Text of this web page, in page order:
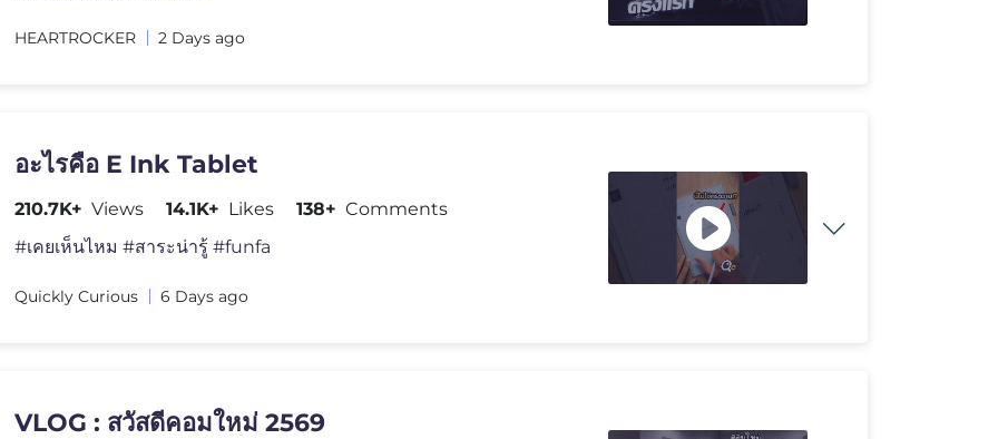
HEARTROCKER 2 Days ago
อะไรคือ E Ink Tablet
210.7K+ Views 14.1K+ Likes 138+ Comments
#เคยเห็นไหม #สาระน่ารู้ #funfa
Quickly Curious 6 Days ago
VLOG : สวัสดีคอมใหม่ 2569